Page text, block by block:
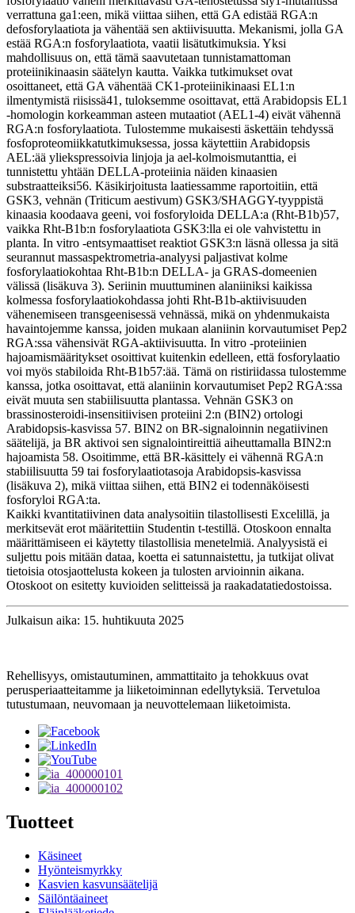
verrattuna ga1:een, mikä viittaa siihen, että GA edistää RGA:n
defosforylaatiota ja vähentää sen aktiivisuutta. Mekanismi, jolla GA
estää RGA:n fosforylaatiota, vaatii lisätutkimuksia. Yksi
mahdollisuus on, että tämä saavutetaan tunnistamattoman
proteiinikinaasin säätelyn kautta. Vaikka tutkimukset ovat
osoittaneet, että GA vähentää CK1-proteiinikinaasi EL1:n
ilmentymistä riisissä41, tuloksemme osoittavat, että Arabidopsis EL1
-homologin korkeamman asteen mutaatiot (AEL1-4) eivät vähennä
RGA:n fosforylaatiota. Tulostemme mukaisesti äskettäin tehdyssä
fosfoproteomiikkatutkimuksessa, jossa käytettiin Arabidopsis
AEL:ää yliekspressoivia linjoja ja ael-kolmoismutanttia, ei
tunnistettu yhtään DELLA-proteiinia näiden kinaasien
substraatteiksi56. Käsikirjoitusta laatiessamme raportoitiin, että
GSK3, vehnän (Triticum aestivum) GSK3/SHAGGY-tyyppistä
kinaasia koodaava geeni, voi fosforyloida DELLA:a (Rht-B1b)57,
vaikka Rht-B1b:n fosforylaatiota GSK3:lla ei ole vahvistettu in
planta. In vitro -entsymaattiset reaktiot GSK3:n läsnä ollessa ja sitä
seurannut massaspektrometria-analyysi paljastivat kolme
fosforylaatiokohtaa Rht-B1b:n DELLA- ja GRAS-domeenien
välissä (lisäkuva 3). Seriinin muuttuminen alaniiniksi kaikissa
kolmessa fosforylaatiokohdassa johti Rht-B1b-aktiivisuuden
vähenemiseen transgeenisessä vehnässä, mikä on yhdenmukaista
havaintojemme kanssa, joiden mukaan alaniinin korvautumiset Pep2
RGA:ssa vähensivät RGA-aktiivisuutta. In vitro -proteiinien
hajoamismääritykset osoittivat kuitenkin edelleen, että fosforylaatio
voi myös stabiloida Rht-B1b57:ää. Tämä on ristiriidassa tulostemme
kanssa, jotka osoittavat, että alaniinin korvautumiset Pep2 RGA:ssa
eivät muuta sen stabiilisuutta plantassa. Vehnän GSK3 on
brassinosteroidi-insensitiivisen proteiini 2:n (BIN2) ortologi
Arabidopsis-kasvissa 57. BIN2 on BR-signaloinnin negatiivinen
säätelijä, ja BR aktivoi sen signalointireittiä aiheuttamalla BIN2:n
hajoamista 58. Osoitimme, että BR-käsittely ei vähennä RGA:n
stabiilisuutta 59 tai fosforylaatiotasoja Arabidopsis-kasvissa
(lisäkuva 2), mikä viittaa siihen, että BIN2 ei todennäköisesti
fosforyloi RGA:ta.
Kaikki kvantitatiivinen data analysoitiin tilastollisesti Excelillä, ja
merkitsevät erot määritettiin Studentin t-testillä. Otoskoon ennalta
määrittämiseen ei käytetty tilastollisia menetelmiä. Analyysistä ei
suljettu pois mitään dataa, koetta ei satunnaistettu, ja tutkijat olivat
tietoisia otosjaottelusta kokeen ja tulosten arvioinnin aikana.
Otoskoot on esitetty kuvioiden selitteissä ja raakadatatiedostoissa.
Julkaisun aika: 15. huhtikuuta 2025
Rehellisyys, omistautuminen, ammattitaito ja tehokkuus ovat
perusperiaatteitamme ja liiketoiminnan edellytyksiä. Tervetuloa
tutustumaan, neuvomaan ja neuvottelemaan liiketoimista.
Tuotteet
Käsineet
Hyönteismyrkky
Kasvien kasvunsäätelijä
Säilöntäaineet